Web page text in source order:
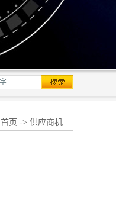
首页 -> 供应商机